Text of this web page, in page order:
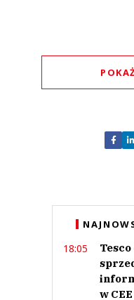
Nie
Zostaw
18:05
w CEE